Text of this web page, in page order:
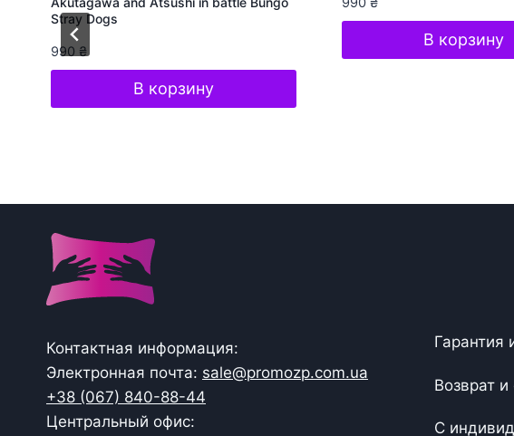
Stray Dogs
990 ₴
В корзину
В корзину
Контактная информация:
Электронная почта: sale@promozp.com.ua
+38 (067) 840-88-44
Центральный офис:
Гарантия
Возврат
С